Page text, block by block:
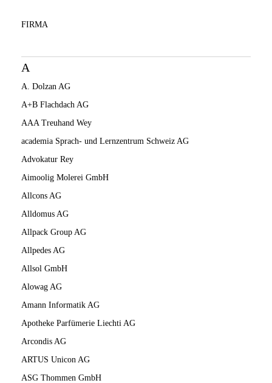
FIRMA
A
A. Dolzan AG
A+B Flachdach AG
AAA Treuhand Wey
academia Sprach- und Lernzentrum Schweiz AG
Advokatur Rey
Aimoolig Molerei GmbH
Allcons AG
Alldomus AG
Allpack Group AG
Allpedes AG
Allsol GmbH
Alowag AG
Amann Informatik AG
Apotheke Parfümerie Liechti AG
Arcondis AG
ARTUS Unicon AG
ASG Thommen GmbH